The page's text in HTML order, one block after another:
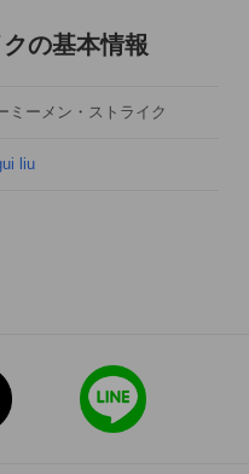
偵察したり、お庭で宝物
ドサイエンティストと戦
、勝利と栄光を掴めます
ましょう！
の基本情報
ミーメン・ストライク
liu